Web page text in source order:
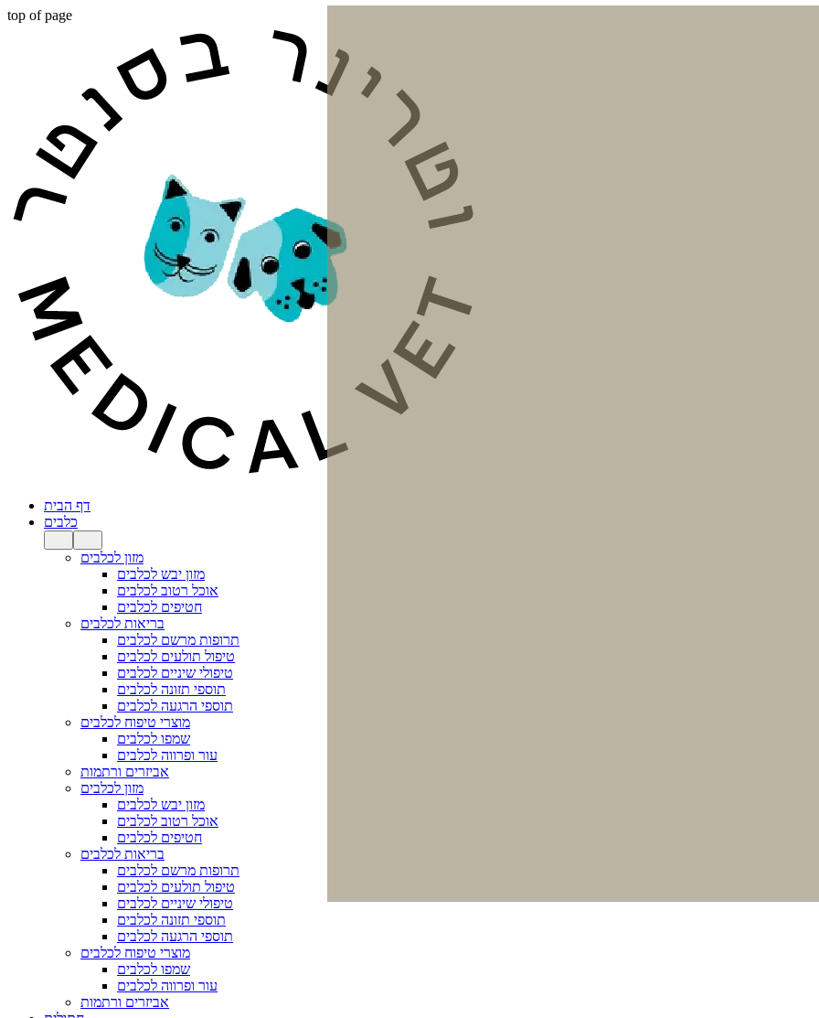
top of page
דף הבית
כלבים
מזון לכלבים
מזון יבש לכלבים
אוכל רטוב לכלבים
חטיפים לכלבים
בריאות לכלבים
תרופות מרשם לכלבים
טיפול תולעים לכלבים
טיפולי שיניים לכלבים
תוספי תזונה לכלבים
תוספי הרגעה לכלבים
מוצרי טיפוח לכלבים
שמפו לכלבים
עור ופרווה לכלבים
אביזרים ורתמות
מזון לכלבים
מזון יבש לכלבים
אוכל רטוב לכלבים
חטיפים לכלבים
בריאות לכלבים
תרופות מרשם לכלבים
טיפול תולעים לכלבים
טיפולי שיניים לכלבים
תוספי תזונה לכלבים
תוספי הרגעה לכלבים
מוצרי טיפוח לכלבים
שמפו לכלבים
עור ופרווה לכלבים
אביזרים ורתמות